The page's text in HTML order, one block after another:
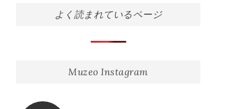
よく読まれているページ
Muzeo Instagram